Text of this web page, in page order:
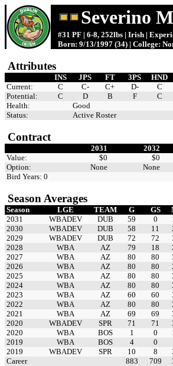
Severino
#31 PF | 6-8, 252lbs | Irish |
Born: 9/13/1997 (34) | College:
Attributes
INS JPS FT 3PS HND
Current:
C C- C+ D- C
Potential:
C D B F C
Health:
Good
Status:
Active Roster
Contract
2031 2032
Value:
$0 $0
Option:
None None
Bird Years: 0
Season Averages
Season LGE TEAM G GS
2031
WBADEV DUB 59 0
2030
WBADEV DUB 58 11
2029
WBADEV DUB 72 72
2028
WBA AZ 79 18
2027
WBA AZ 80 80
2026
WBA AZ 80 80
2025
WBA AZ 80 80
2024
WBA AZ 80 80
2023
WBA AZ 60 60
2022
WBA AZ 80 80
2021
WBA AZ 69 69
2020
WBADEV SPR 71 71
2020
WBA BOS 1 0
2019
WBA BOS 4 0
2019
WBADEV SPR 10 8
Career
883 709